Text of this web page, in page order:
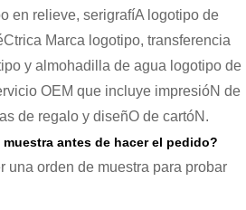
en relieve, serigrafíA logotipo de
Marca logotipo, transferencia
y almohadilla de agua logotipo de
OEM que incluye impresióN de
de regalo y diseñO de cartóN.
antes de hacer el pedido?
una orden de muestra para probar